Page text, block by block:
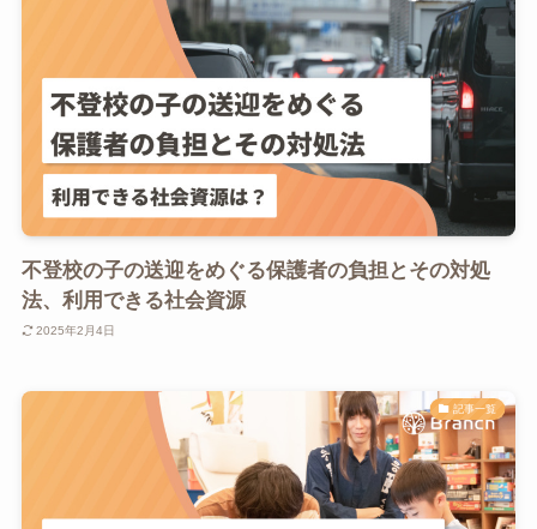
不登校の子の送迎をめぐる保護者の負担とその対処
法、利用できる社会資源
2025年2月4日
記事一覧